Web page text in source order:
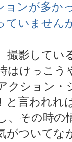
ンが多か
ていません
影してい
はけっこう
クション・
と言われれ
、その時の
がついてな